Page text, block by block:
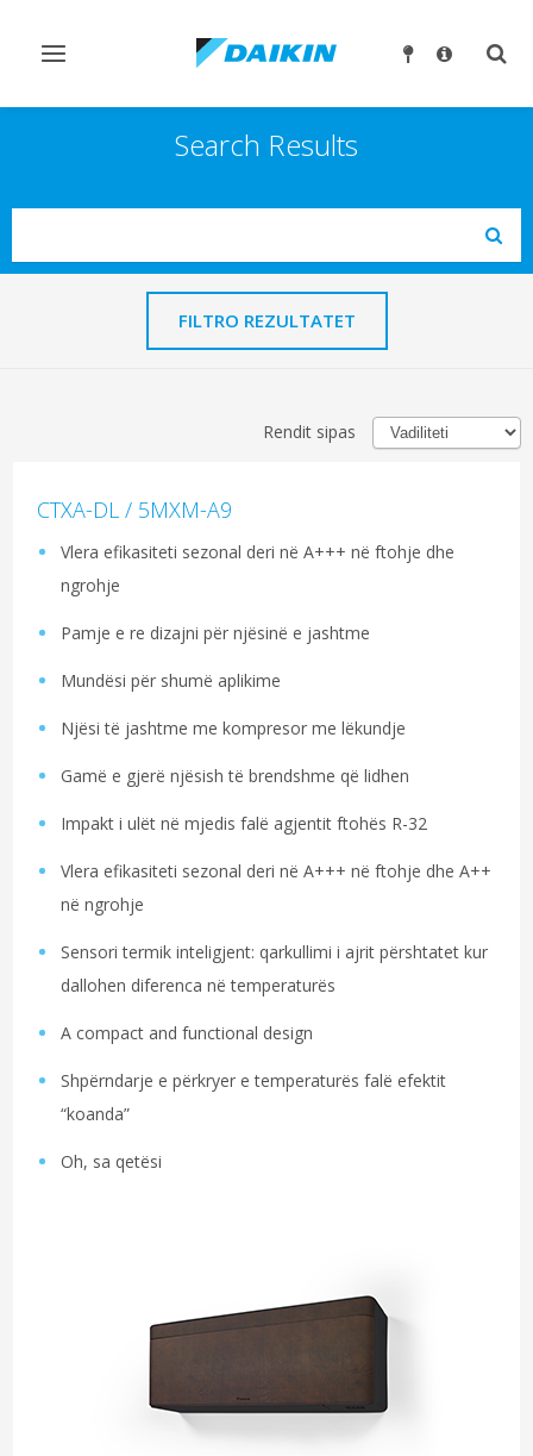
Ndrysho
Search Results
FILTRO REZULTATET
Rendit sipas
CTXA-DL / 5MXM-A9
Vlera efikasiteti sezonal deri në A+++ në ftohje dhe
ngrohje
Pamje e re dizajni për njësinë e jashtme
Mundësi për shumë aplikime
Njësi të jashtme me kompresor me lëkundje
Gamë e gjerë njësish të brendshme që lidhen
Impakt i ulët në mjedis falë agjentit ftohës R-32
Vlera efikasiteti sezonal deri në A+++ në ftohje dhe A++
në ngrohje
Sensori termik inteligjent: qarkullimi i ajrit përshtatet kur
dallohen diferenca në temperaturës
A compact and functional design
Shpërndarje e përkryer e temperaturës falë efektit
“koanda”
Oh, sa qetësi